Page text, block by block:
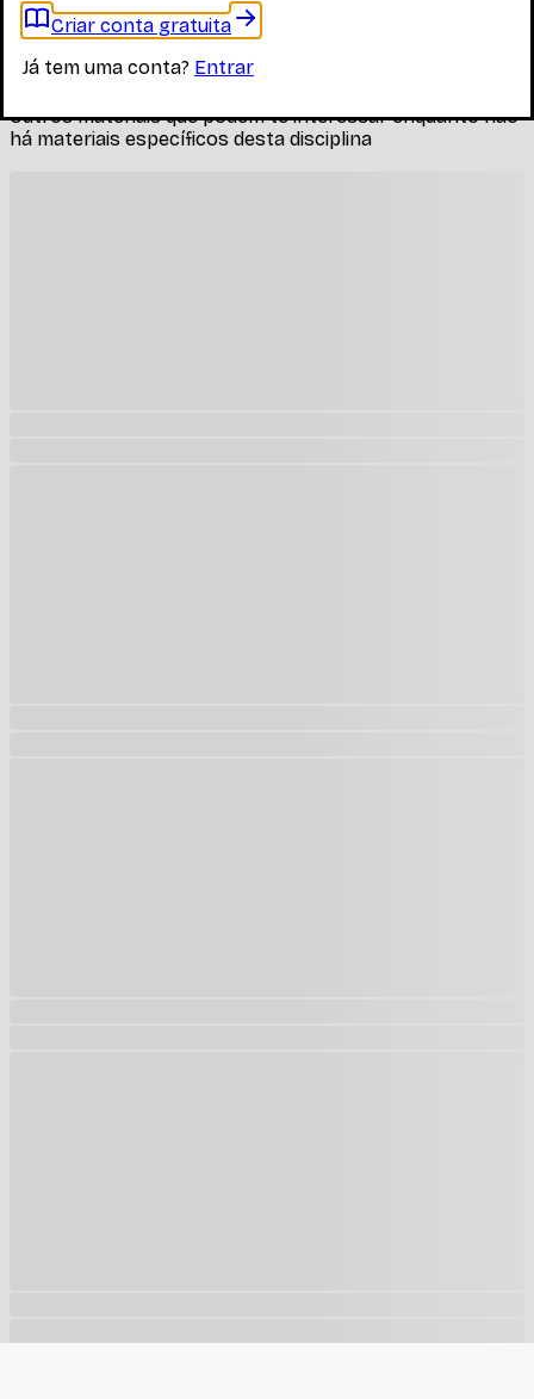
Entrar
Materiais relacionados
Outros materiais que podem te interessar enquanto não
há materiais específicos desta disciplina
Criar conta gratuita
Já tem uma conta? Entrar